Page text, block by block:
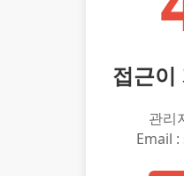
접근이
관리
Email